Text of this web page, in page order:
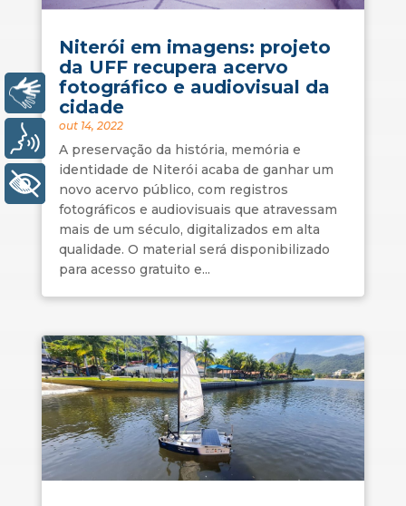
Niterói em imagens: projeto
da UFF recupera acervo
fotográfico e audiovisual da
cidade
out 14, 2022
A preservação da história, memória e
identidade de Niterói acaba de ganhar um
novo acervo público, com registros
fotográficos e audiovisuais que atravessam
mais de um século, digitalizados em alta
qualidade. O material será disponibilizado
para acesso gratuito e...
Libras
+ Acessibilidade